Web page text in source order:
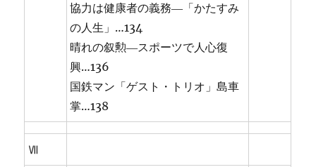
協力は健康者の義務―「かたすみ
の人生」…134
晴れの叙勲―スポーツで人心復
興…136
国鉄マン「ゲスト・トリオ」島車
掌…138
Ⅶ